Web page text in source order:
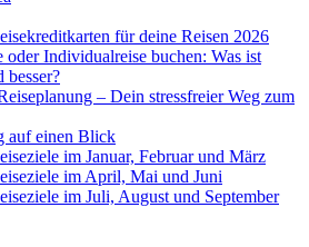
für deine Reisen 2026
oder Individualreise buchen: Was ist
besser?
– Dein stressfreier Weg zum
auf einen Blick
im Januar, Februar und März
im April, Mai und Juni
im Juli, August und September